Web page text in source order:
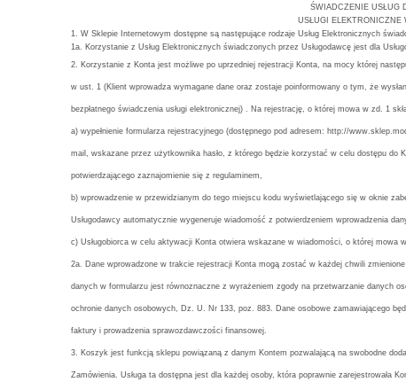
ŚWIADCZENIE USŁUG
USŁUGI ELEKTRONICZNE
1. W Sklepie Internetowym dostępne są następujące rodzaje Usług Elektronicznych
1a. Korzystanie z Usług Elektronicznych świadczonych przez Usługodawcę jest dla
2. Korzystanie z Konta jest możliwe po uprzedniej rejestracji Konta, na mocy której
w ust. 1 (Klient wprowadza wymagane dane oraz zostaje poinformowany o tym, że
bezpłatnego świadczenia usługi elektronicznej) . Na rejestrację, o której mowa w zd. 1
a) wypełnienie formularza rejestracyjnego (dostępnego pod adresem: http://
mail, wskazane przez użytkownika hasło, z którego będzie korzystać w celu dostępu do
potwierdzającego zaznajomienie się z regulaminem,
b) wprowadzenie w przewidzianym do tego miejscu kodu wyświetlającego się w oknie
Usługodawcy automatycznie wygeneruje wiadomość z potwierdzeniem wprowadzenia
c) Usługobiorca w celu aktywacji Konta otwiera wskazane w wiadomości, o której mowa
2a. Dane wprowadzone w trakcie rejestracji Konta mogą zostać w każdej chwili
danych w formularzu jest równoznaczne z wyrażeniem zgody na przetwarzanie danych
ochronie danych osobowych, Dz. U. Nr 133, poz. 883. Dane osobowe zamawiającego
faktury i prowadzenia sprawozdawczości finansowej.
3. Koszyk jest funkcją sklepu powiązaną z danym Kontem pozwalającą na swobodne
Zamówienia. Usługa ta dostępna jest dla każdej osoby, która poprawnie zarejestrowała